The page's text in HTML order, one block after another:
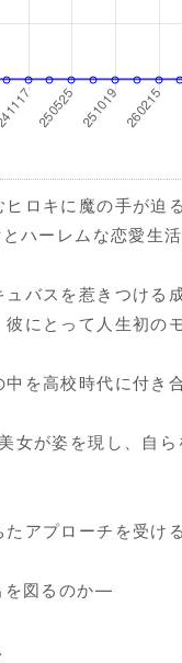
ロキに魔の手が迫
ハーレムな恋愛生
バスを惹きつける
にとって人生初の
を高校時代に付き
女が姿を現し、自
アプローチを受け
を図るのか―